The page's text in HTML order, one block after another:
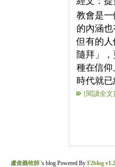
教會是
的內涵
但有的
隨拜」
種在信
時代就
[閱讀全文]
盧俊義牧師's blog Powered By F2blog